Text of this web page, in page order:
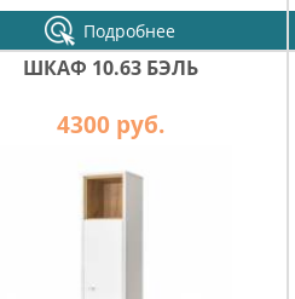
Подробнее
ШКАФ 10.63 БЭЛЬ
4300 руб.